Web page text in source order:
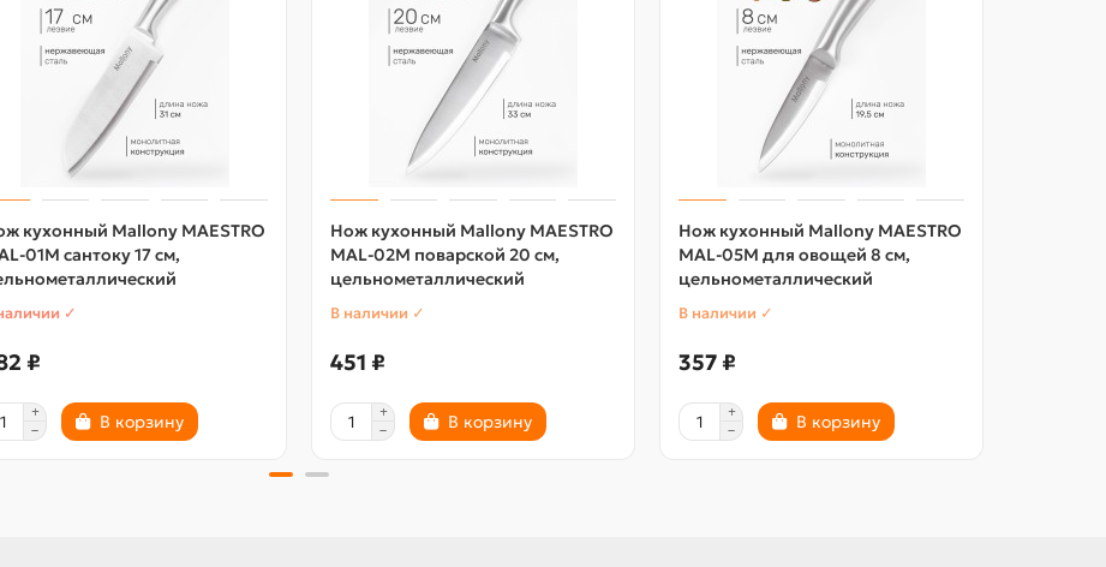
кухонный Mallony MAESTRO
01M сантоку 17 см,
✓
₽
В корзину
Нож кухонный Mallony MAESTRO
MAL-02M поварской 20 см,
цельнометаллический
В наличии ✓
451 ₽
В корзину
Нож кухонный Mallony MAESTRO
MAL-05M для овощей 8 см,
цельнометаллический
В наличии ✓
357 ₽
В корзину